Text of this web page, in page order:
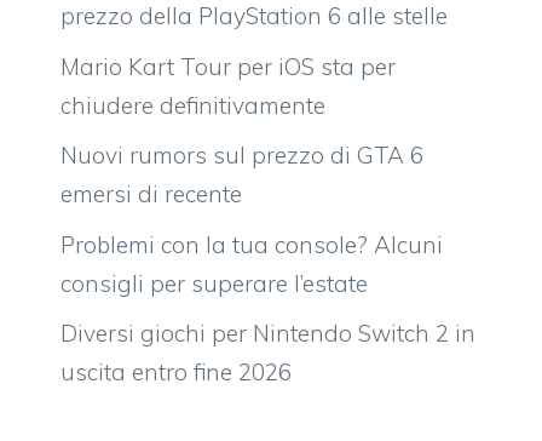
prezzo della PlayStation 6 alle stelle
Mario Kart Tour per iOS sta per
chiudere definitivamente
Nuovi rumors sul prezzo di GTA 6
emersi di recente
Problemi con la tua console? Alcuni
consigli per superare l’estate
Diversi giochi per Nintendo Switch 2 in
uscita entro fine 2026